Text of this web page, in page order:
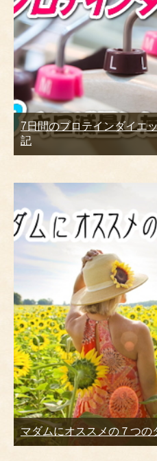
7日間のプロテインダイエ
記
マダムにオススメの７つの